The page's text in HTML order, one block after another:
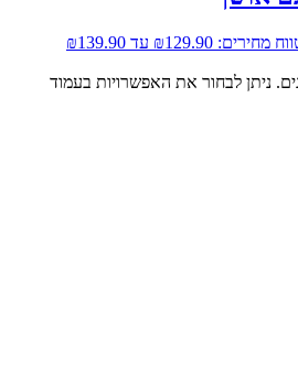
מחירים: ⁦₪129.90⁩ עד ⁦₪139.90⁩
ניתן לבחור את האפשרויות בעמוד